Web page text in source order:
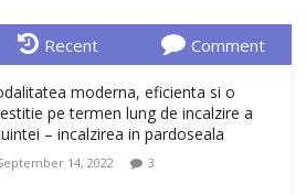
o provocare. Idei inedite, cadouri
le puteti avea la Giftspot.ro,
buna, Oglinda de baie cu mărire
Recent Comment
moderna, eficienta si o
pe termen lung de incalzire a
– incalzirea in pardoseala
14, 2022 3